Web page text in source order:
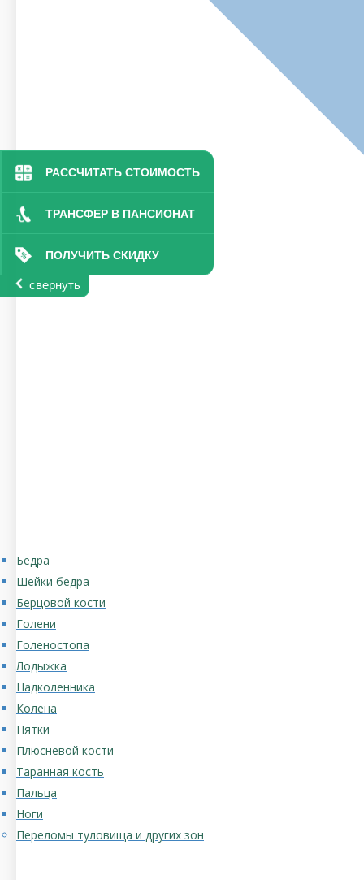
РАССЧИТАТЬ СТОИМОСТЬ
ТРАНСФЕР В ПАНСИОНАТ
ПОЛУЧИТЬ СКИДКУ
свернуть
Бедра
Шейки бедра
Берцовой кости
Голени
Голеностопа
Лодыжка
Надколенника
Колена
Пятки
Плюсневой кости
Таранная кость
Пальца
Ноги
Переломы туловища и других зон